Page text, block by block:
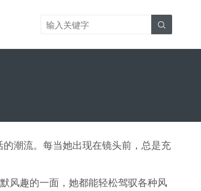

潮流。每当她出现在镜头前，总是充
风趣的一面，她都能轻松驾驭各种风